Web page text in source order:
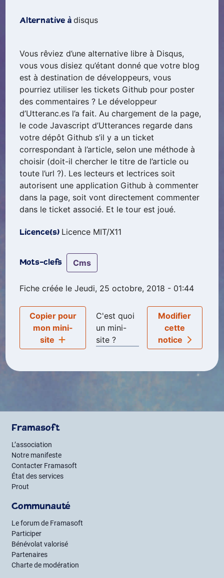
Alternative àdisqus
Vous rêviez d’une alternative libre à Disqus,
vous vous disiez qu’étant donné que votre blog
est à destination de développeurs, vous
pourriez utiliser les tickets Github pour poster
des commentaires ? Le développeur
d’Utteranc.es l’a fait. Au chargement de la page,
le code Javascript d’Utterances regarde dans
votre dépôt Github s’il y a un ticket
correspondant à l’article, selon une méthode à
choisir (doit-il chercher le titre de l’article ou
toute l’url ?). Les lecteurs et lectrices soit
autorisent une application Github à commenter
dans la page, soit vont directement commenter
dans le ticket associé. Et le tour est joué.
Licence(s) Licence MIT/X11
Mots-clefs cms
Fiche créée le Jeudi, 25 octobre, 2018 - 01:44
Copier pour
mon mini-
site
C'est quoi
un mini-
site ?
Modifier
cette
notice
Framasoft
L’association
Notre manifeste
Contacter Framasoft
État des services
Prout
Communauté
Le forum de Framasoft
Participer
Bénévolat valorisé
Partenaires
Charte de modération